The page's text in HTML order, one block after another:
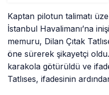
Kaptan pilotun talimatı
İstanbul Havalimanı’na
memuru, Dilan Çıtak
öne sürerek şikayetçi
karakola götürüldü ve
Tatlıses, ifadesinin